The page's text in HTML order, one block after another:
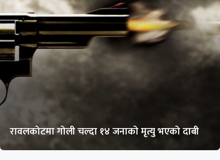
रावलकोटमा गोली चल्दा १४ जनाको मृत्यु भएको दाबी